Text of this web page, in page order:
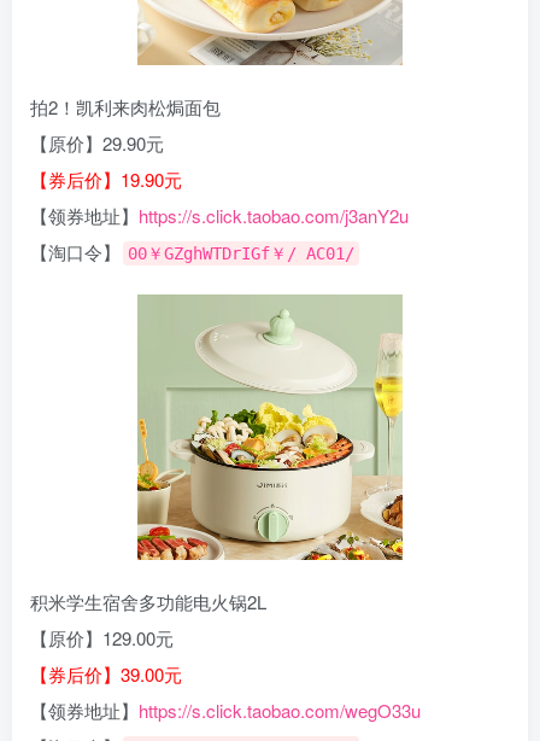
拍2！凯利来肉松焗面包
【原价】29.90元
【券后价】19.90元
【领券地址】 https://s.click.taobao.com/j3anY2u
【淘口令】
00￥GZghWTDrIGf￥/ AC01/
积米学生宿舍多功能电火锅2L
【原价】129.00元
【券后价】39.00元
【领券地址】 https://s.click.taobao.com/wegO33u